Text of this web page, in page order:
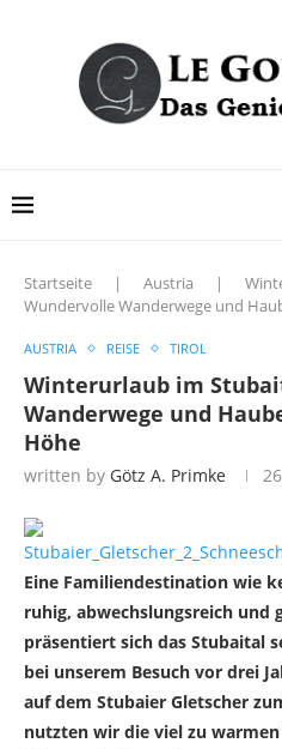
Startseite | Austria |
Wundervolle Wanderwege und
AUSTRIA REISE TIROL
Winterurlaub im
Wanderwege und
Höhe
written by Götz A. Primke
Eine Familiendestination wie
ruhig, abwechslungsreich und
präsentiert sich das Stubaital
bei unserem Besuch vor drei
auf dem Stubaier Gletscher
nutzten wir die viel zu warmen